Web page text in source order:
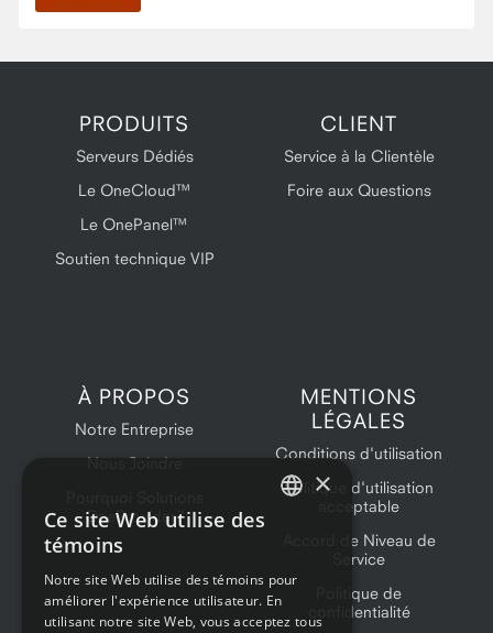
PRODUITS
Serveurs Dédiés
Le OneCloud™
Le OnePanel™
Soutien technique VIP
CLIENT
Service à la Clientèle
Foire aux Questions
À PROPOS
Notre Entreprise
Nous Joindre
OneProvider?
MENTIONS
LÉGALES
Conditions d'utilisation
Politique d'utilisation
acceptable
Accord de Niveau de
Service
Politique de
confidentialité
×
Ce site Web utilise des
témoins
Notre site Web utilise des témoins pour
améliorer l'expérience utilisateur. En
utilisant notre site Web, vous acceptez tous